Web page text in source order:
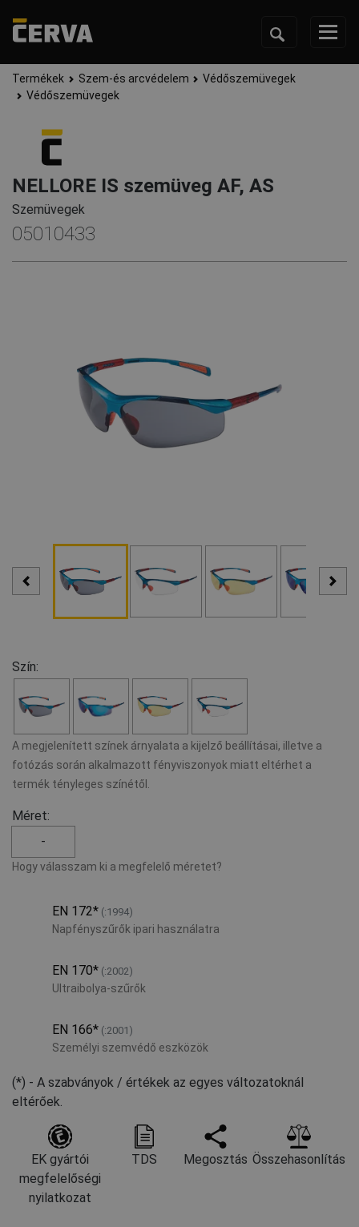
Termékek Szem-és arcvédelem
Védőszemüvegek
Védőszemüvegek
NELLORE IS szemüveg AF, AS
Szemüvegek
05010433
Szín:
A megjelenített színek árnyalata a kijelző beállításai, illetve a
fotózás során alkalmazott fényviszonyok miatt eltérhet a
termék tényleges színétől.
Méret:
-
Hogy válasszam ki a megfelelő méretet?
EN 172* (:1994)
Napfényszűrők ipari használatra
EN 170* (:2002)
Ultraibolya-szűrők
EN 166* (:2001)
Személyi szemvédő eszközök
(*) - A szabványok / értékek az egyes változatoknál
eltérőek.
EK gyártói
megfelelőségi
nyilatkozat
TDS Megosztás Összehasonlítás